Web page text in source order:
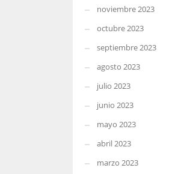
noviembre 2023
octubre 2023
septiembre 2023
agosto 2023
julio 2023
junio 2023
mayo 2023
abril 2023
marzo 2023